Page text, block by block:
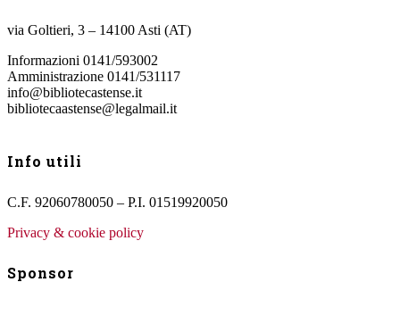
via Goltieri, 3 – 14100 Asti (AT)
Informazioni 0141/593002
Amministrazione 0141/531117
info@bibliotecastense.it
bibliotecaastense@legalmail.it
Info utili
C.F. 92060780050 – P.I. 01519920050
Privacy & cookie policy
Sponsor